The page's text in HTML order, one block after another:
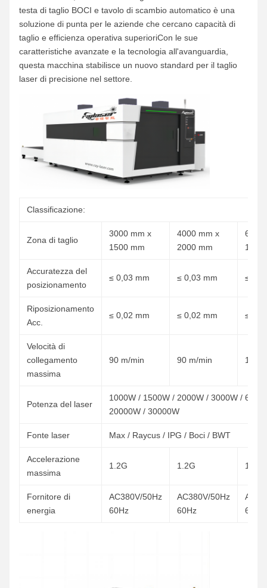
testa di taglio BOCI e tavolo di scambio automatico è una
soluzione di punta per le aziende che cercano capacità di
taglio e efficienza operativa superioriCon le sue
caratteristiche avanzate e la tecnologia all'avanguardia,
questa macchina stabilisce un nuovo standard per il taglio
laser di precisione nel settore.
Classificazione:
Zona di taglio
3000 mm x
1500 mm
4000 mm x
2000 mm
6000
1500
Accuratezza del
posizionamento
≤ 0,03 mm ≤ 0,03 mm ≤
Riposizionamento
Acc.
≤ 0,02 mm ≤ 0,02 mm ≤
Velocità di
collegamento
massima
90 m/min 90 m/min 100
Potenza del laser
1000W / 1500W / 2000W / 3000W /
20000W / 30000W
Fonte laser Max / Raycus / IPG / Boci / BWT
Accelerazione
massima
1.2G 1.2G 1.5G
Fornitore di
energia
AC380V/50Hz
60Hz
AC380V/50Hz
60Hz
60Hz